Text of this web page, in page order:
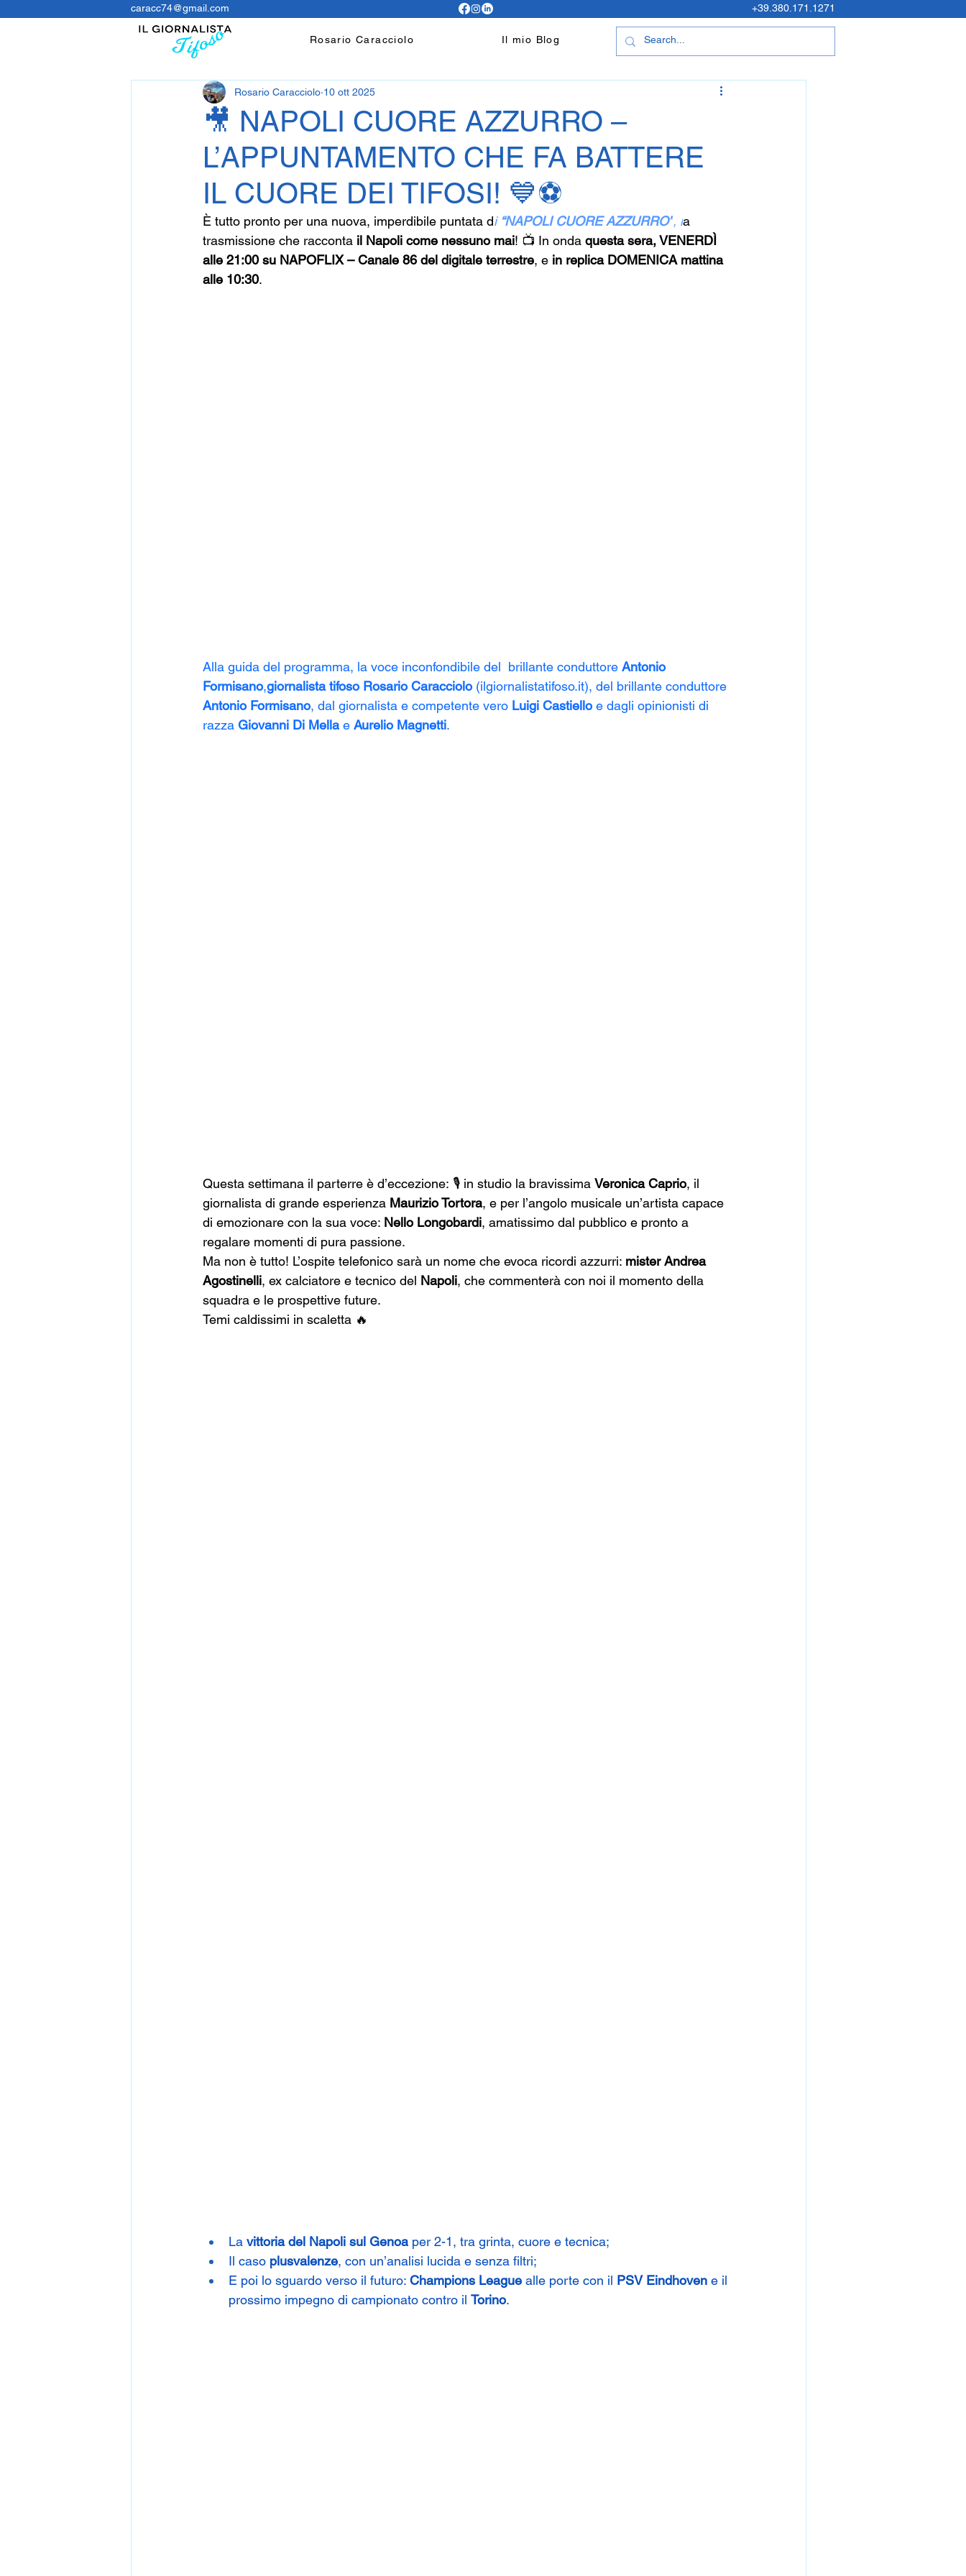
caracc74@gmail.com +39.380.171.1271
Rosario Caracciolo Il mio Blog
🎥 NAPOLI CUORE AZZURRO –
L’APPUNTAMENTO CHE FA BATTERE
IL CUORE DEI TIFOSI! 💙⚽️
Rosario Caracciolo 10 ott 2025
È tutto pronto per una nuova, imperdibile puntata di “NAPOLI CUORE AZZURRO”, la
trasmissione che racconta il Napoli come nessuno mai! 📺 In onda questa sera, VENERDÌ
alle 21:00 su NAPOFLIX – Canale 86 del digitale terrestre, e in replica DOMENICA mattina
alle 10:30.
Alla guida del programma, la voce inconfondibile del brillante conduttore Antonio
Formisano,giornalista tifoso Rosario Caracciolo (ilgiornalistatifoso.it), del brillante conduttore
Antonio Formisano, dal giornalista e competente vero Luigi Castiello e dagli opinionisti di
razza Giovanni Di Mella e Aurelio Magnetti.
Questa settimana il parterre è d’eccezione: 🎙️ in studio la bravissima Veronica Caprio, il
giornalista di grande esperienza Maurizio Tortora, e per l’angolo musicale un’artista capace
di emozionare con la sua voce: Nello Longobardi, amatissimo dal pubblico e pronto a
regalare momenti di pura passione.
Ma non è tutto! L’ospite telefonico sarà un nome che evoca ricordi azzurri: mister Andrea
Agostinelli, ex calciatore e tecnico del Napoli, che commenterà con noi il momento della
squadra e le prospettive future.
Temi caldissimi in scaletta 🔥
La vittoria del Napoli sul Genoa per 2-1, tra grinta, cuore e tecnica;
Il caso plusvalenze, con un’analisi lucida e senza filtri;
E poi lo sguardo verso il futuro: Champions League alle porte con il PSV Eindhoven e il
prossimo impegno di campionato contro il Torino.